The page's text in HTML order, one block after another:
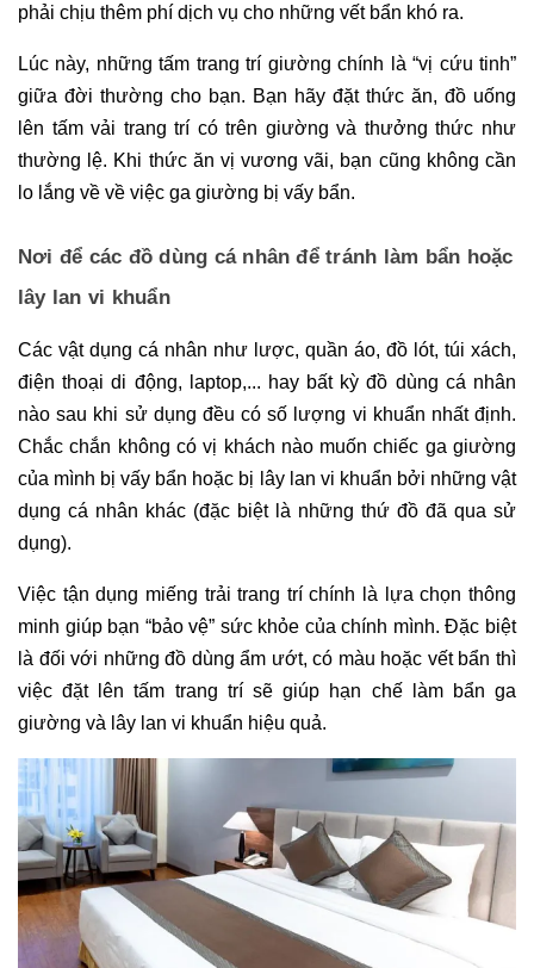
phải chịu thêm phí dịch vụ cho những vết bẩn khó ra.
Lúc này, những tấm trang trí giường chính là “vị cứu tinh”
giữa đời thường cho bạn. Bạn hãy đặt thức ăn, đồ uống
lên tấm vải trang trí có trên giường và thưởng thức như
thường lệ. Khi thức ăn vị vương vãi, bạn cũng không cần
lo lắng về về việc ga giường bị vấy bẩn.
Nơi để các đồ dùng cá nhân để tránh làm bẩn hoặc
lây lan vi khuẩn
Các vật dụng cá nhân như lược, quần áo, đồ lót, túi xách,
điện thoại di động, laptop,... hay bất kỳ đồ dùng cá nhân
nào sau khi sử dụng đều có số lượng vi khuẩn nhất định.
Chắc chắn không có vị khách nào muốn chiếc ga giường
của mình bị vấy bẩn hoặc bị lây lan vi khuẩn bởi những vật
dụng cá nhân khác (đặc biệt là những thứ đồ đã qua sử
dụng).
Việc tận dụng miếng trải trang trí chính là lựa chọn thông
minh giúp bạn “bảo vệ” sức khỏe của chính mình. Đặc biệt
là đối với những đồ dùng ẩm ướt, có màu hoặc vết bẩn thì
việc đặt lên tấm trang trí sẽ giúp hạn chế làm bẩn ga
giường và lây lan vi khuẩn hiệu quả.